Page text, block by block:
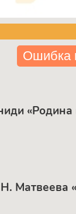
Ошибка
«Родина
Матвеева